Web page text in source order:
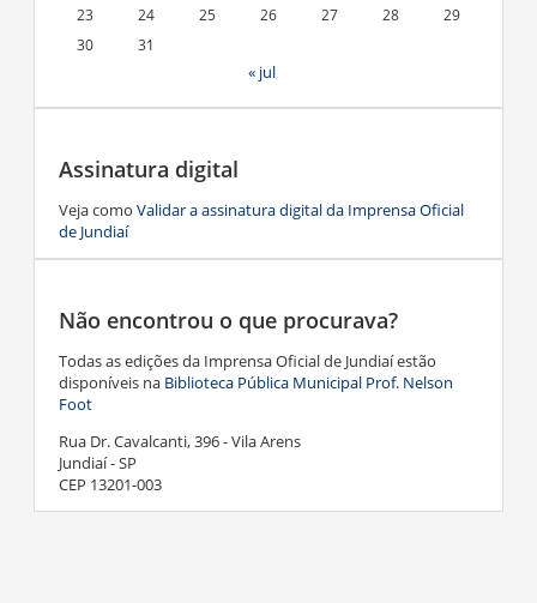
23
24 25 26 27 28
29
30
31
« jul
Assinatura digital
Veja como Validar a assinatura digital da Imprensa Oficial
de Jundiaí
Não encontrou o que procurava?
Todas as edições da Imprensa Oficial de Jundiaí estão
disponíveis na Biblioteca Pública Municipal Prof. Nelson
Foot
Rua Dr. Cavalcanti, 396 - Vila Arens
Jundiaí - SP
CEP 13201-003